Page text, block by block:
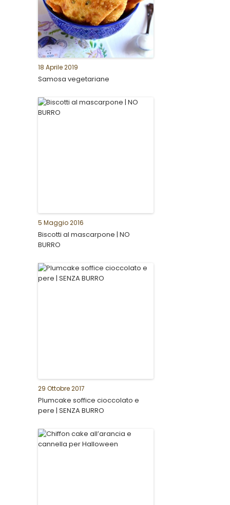
18 Aprile 2019
Samosa vegetariane
5 Maggio 2016
Biscotti al mascarpone | NO
BURRO
29 Ottobre 2017
Plumcake soffice cioccolato e
pere | SENZA BURRO